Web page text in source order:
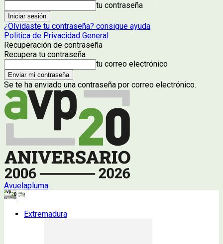
tu contraseña
¿Olvidaste tu contraseña? consigue ayuda
Politica de Privacidad General
Recuperación de contraseña
Recupera tu contraseña
tu correo electrónico
Se te ha enviado una contraseña por correo electrónico.
Avuelapluma
Extremadura